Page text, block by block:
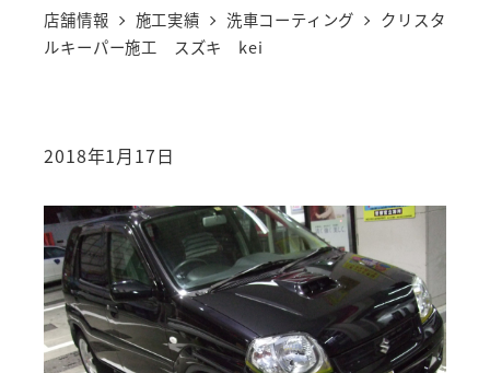
店舗情報 施工実績 洗車コーティング
クリスタ
ルキーパー施工 スズキ kei
2018年1月17日